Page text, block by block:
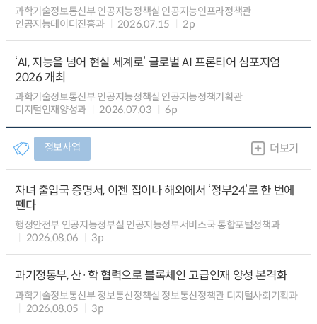
과학기술정보통신부 인공지능정책실 인공지능인프라정책관
인공지능데이터진흥과
2026.07.15 2p
‘AI, 지능을 넘어 현실 세계로’ 글로벌 AI 프론티어 심포지엄
2026 개최
과학기술정보통신부 인공지능정책실 인공지능정책기획관
디지털인재양성과
2026.07.03 6p
정보사업 더보기
자녀 출입국 증명서, 이젠 집이나 해외에서 ‘정부24’로 한 번에
뗀다
행정안전부 인공지능정부실 인공지능정부서비스국 통합포털정책과
2026.08.06
3p
과기정통부, 산·학 협력으로 블록체인 고급인재 양성 본격화
과학기술정보통신부 정보통신정책실 정보통신정책관 디지털사회기획과
2026.08.05
3p